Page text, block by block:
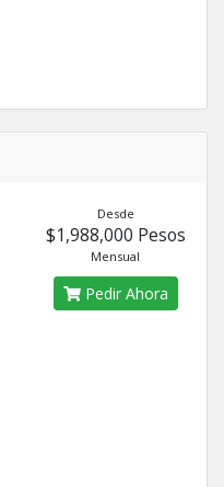
Desde
$1,988,000 Pesos
Mensual
Pedir Ahora